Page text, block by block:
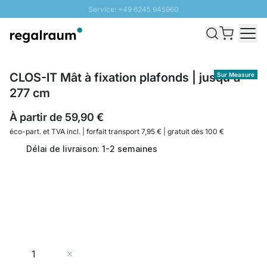
Service: +49 6245 945960
Livraison rapide - Livraison gratuite dès 100€
Sur Measure
CLOS-IT Mât à fixation plafonds | jusqu'à
277 cm
À partir de 59,90 €
éco-part. et TVA incl. | forfait transport 7,95 € | gratuit dès 100 €
Délai de livraison: 1-2 semaines
Quantité